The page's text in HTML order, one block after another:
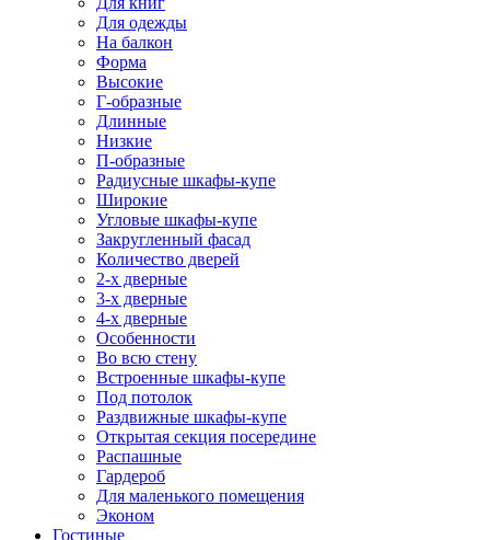
Для одежды
На балкон
Форма
Высокие
Г-образные
Длинные
Низкие
П-образные
Радиусные шкафы-купе
Широкие
Угловые шкафы-купе
Закругленный фасад
Количество дверей
2-х дверные
3-х дверные
4-х дверные
Особенности
Во всю стену
Встроенные шкафы-купе
Под потолок
Раздвижные шкафы-купе
Открытая секция посередине
Распашные
Гардероб
Для маленького помещения
Эконом
Гостиные